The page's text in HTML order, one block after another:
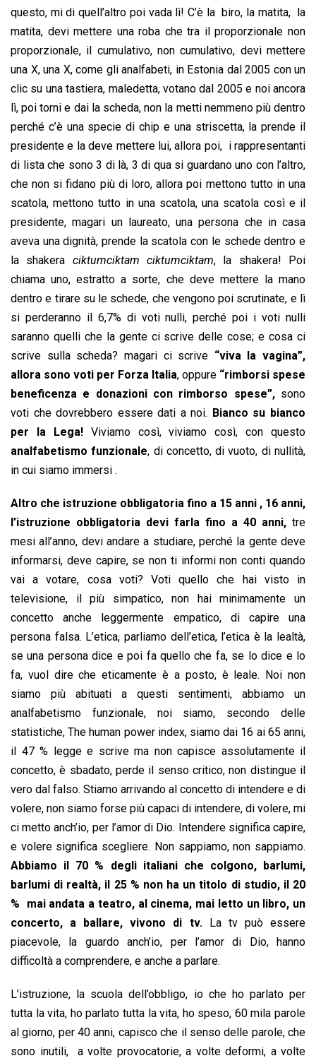
questo, mi di quell’altro poi vada lì! C’è la biro, la matita, la
matita, devi mettere una roba che tra il proporzionale non
proporzionale, il cumulativo, non cumulativo, devi mettere
una X, una X, come gli analfabeti, in Estonia dal 2005 con un
clic su una tastiera, maledetta, votano dal 2005 e noi ancora
lì, poi torni e dai la scheda, non la metti nemmeno più dentro
perché c’è una specie di chip e una striscetta, la prende il
presidente e la deve mettere lui, allora poi, i rappresentanti
di lista che sono 3 di là, 3 di qua si guardano uno con l’altro,
che non si fidano più di loro, allora poi mettono tutto in una
scatola, mettono tutto in una scatola, una scatola così e il
presidente, magari un laureato, una persona che in casa
aveva una dignità, prende la scatola con le schede dentro e
la shakera ciktumciktam ciktumciktam, la shakera! Poi
chiama uno, estratto a sorte, che deve mettere la mano
dentro e tirare su le schede, che vengono poi scrutinate, e lì
si perderanno il 6,7% di voti nulli, perché poi i voti nulli
saranno quelli che la gente ci scrive delle cose; e cosa ci
scrive sulla scheda? magari ci scrive “viva la vagina”,
allora sono voti per Forza Italia, oppure “rimborsi spese
beneficenza e donazioni con rimborso spese”,sono
voti che dovrebbero essere dati a noi. Bianco su bianco
per la Lega!Viviamo così, viviamo così, con questo
analfabetismo funzionale, di concetto, di vuoto, di nullità,
in cui siamo immersi .
Altro che istruzione obbligatoria fino a 15 anni , 16 anni,
l’istruzione obbligatoria devi farla fino a 40 anni, tre
mesi all’anno, devi andare a studiare, perché la gente deve
informarsi, deve capire, se non ti informi non conti quando
vai a votare, cosa voti? Voti quello che hai visto in
televisione, il più simpatico, non hai minimamente un
concetto anche leggermente empatico, di capire una
persona falsa. L’etica, parliamo dell’etica, l’etica è la lealtà,
se una persona dice e poi fa quello che fa, se lo dice e lo
fa, vuol dire che eticamente è a posto, è leale. Noi non
siamo più abituati a questi sentimenti, abbiamo un
analfabetismo funzionale, noi siamo, secondo delle
statistiche, The human power index, siamo dai 16 ai 65 anni,
il 47 % legge e scrive ma non capisce assolutamente il
concetto, è sbadato, perde il senso critico, non distingue il
vero dal falso. Stiamo arrivando al concetto di intendere e di
volere, non siamo forse più capaci di intendere, di volere, mi
ci metto anch’io, per l’amor di Dio. Intendere significa capire,
e volere significa scegliere. Non sappiamo, non sappiamo.
Abbiamo il 70 % degli italiani che colgono, barlumi,
barlumi di realtà, il 25 % non ha un titolo di studio, il 20
% mai andata a teatro, al cinema, mai letto un libro, un
concerto, a ballare, vivono di tv.La tv può essere
piacevole, la guardo anch’io, per l’amor di Dio, hanno
difficoltà a comprendere, e anche a parlare.
L’istruzione, la scuola dell’obbligo, io che ho parlato per
tutta la vita, ho parlato tutta la vita, ho speso, 60 mila parole
al giorno, per 40 anni, capisco che il senso delle parole, che
sono inutili, a volte provocatorie, a volte deformi, a volte